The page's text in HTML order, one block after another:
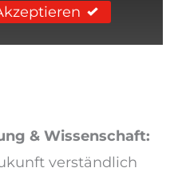
& Wissenschaft:
verständlich